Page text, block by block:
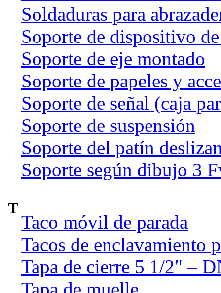
Soldaduras para
Soporte de dispositivo
Soporte de eje montado
Soporte de papeles y
Soporte de señal (caja
Soporte de suspensión
Soporte del patín
Soporte según dibujo 3
T
Taco móvil de parada
Tacos de enclavamiento
Tapa de cierre 5 1/2" –
Tapa de muelle